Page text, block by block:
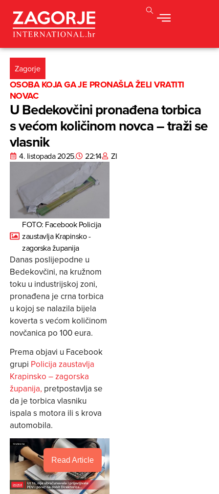
Zagorje
OSOBA KOJA GA JE PRONAŠLA ŽELI VRATITI
NOVAC
U Bedekovčini pronađena torbica
s većom količinom novca – traži se
vlasnik
4. listopada 2025. 22:14 ZI
FOTO: Facebook Policija
zaustavlja Krapinsko -
zagorska županija
Danas poslijepodne u
Bedekovčini, na kružnom
toku u industrijskoj zoni,
pronađena je crna torbica
u kojoj se nalazila bijela
koverta s većom količinom
novčanica po 100 eura.
Prema objavi u Facebook
grupi Policija zaustavlja
Krapinsko – zagorska
županija, pretpostavlja se
da je torbica vlasniku
ispala s motora ili s krova
automobila.
Read Article